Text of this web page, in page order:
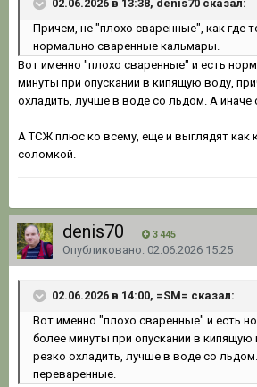
02.06.2026 в 13:38, denis70 сказал:
Причем, не "плохо сваренные", как где
нормально сваренные кальмары
Вот именно "плохо сваренные" и есть
минуты при опускании в кипящую воду,
охладить, лучше в воде со льдом. А иначе
А ТСЖ плюс ко всему, еще и выглядят как
соломкой.
denis70 3 445
Опубликовано: 02.06.2026 15:25
02.06.2026 в 14:00, =SM= сказал:
Вот именно "плохо сваренные" и есть
более минуты при опускании в
резко охладить, лучше в воде со
переваренные.